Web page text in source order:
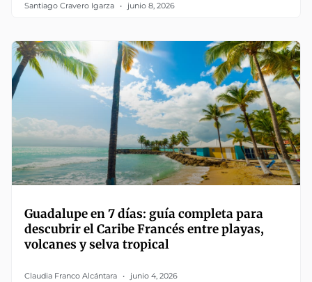
Santiago Cravero Igarza junio 8, 2026
Guadalupe en 7 días: guía completa para
descubrir el Caribe Francés entre playas,
volcanes y selva tropical
Claudia Franco Alcántara junio 4, 2026